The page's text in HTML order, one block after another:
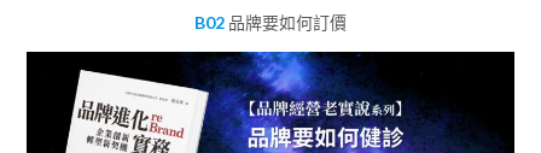
B02 品牌要如何訂價